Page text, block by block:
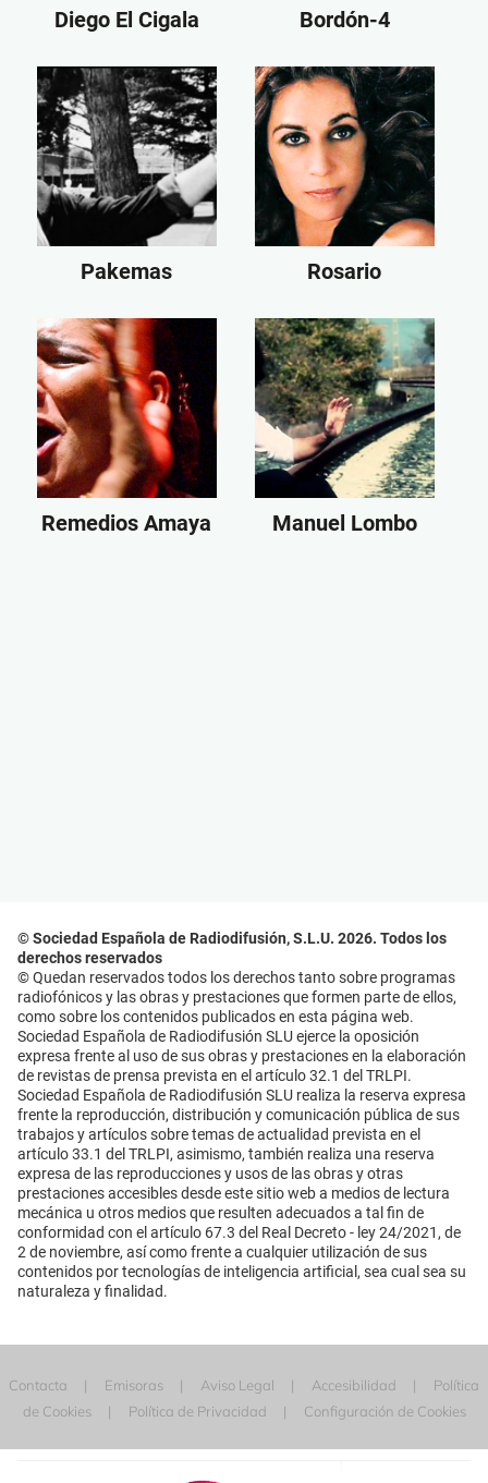
Diego El Cigala Bordón-4
Pakemas Rosario
Remedios Amaya Manuel Lombo
© Sociedad Española de Radiodifusión, S.L.U. 2026. Todos los
derechos reservados
© Quedan reservados todos los derechos tanto sobre programas
radiofónicos y las obras y prestaciones que formen parte de ellos,
como sobre los contenidos publicados en esta página web.
Sociedad Española de Radiodifusión SLU ejerce la oposición
expresa frente al uso de sus obras y prestaciones en la elaboración
de revistas de prensa prevista en el artículo 32.1 del TRLPI.
Sociedad Española de Radiodifusión SLU realiza la reserva expresa
frente la reproducción, distribución y comunicación pública de sus
trabajos y artículos sobre temas de actualidad prevista en el
artículo 33.1 del TRLPI, asimismo, también realiza una reserva
expresa de las reproducciones y usos de las obras y otras
prestaciones accesibles desde este sitio web a medios de lectura
mecánica u otros medios que resulten adecuados a tal fin de
conformidad con el artículo 67.3 del Real Decreto - ley 24/2021, de
2 de noviembre, así como frente a cualquier utilización de sus
contenidos por tecnologías de inteligencia artificial, sea cual sea su
naturaleza y finalidad.
Contacta Emisoras Aviso Legal Accesibilidad
Política
de Cookies
Política de Privacidad Configuración de Cookies